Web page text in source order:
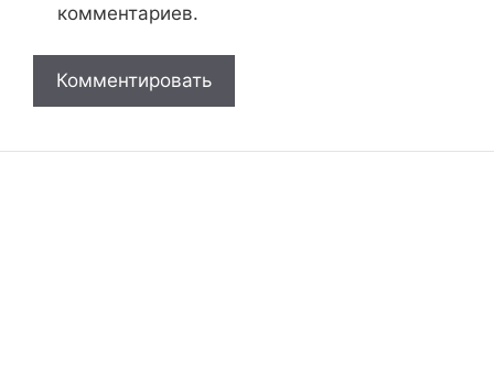
комментариев.